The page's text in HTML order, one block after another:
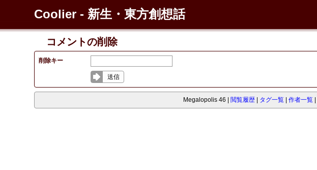
Coolier - 新生・東方創想話
コメントの削除
削除キー
送信
Megalopolis 46 閲覧履歴 タグ一覧 作者一覧